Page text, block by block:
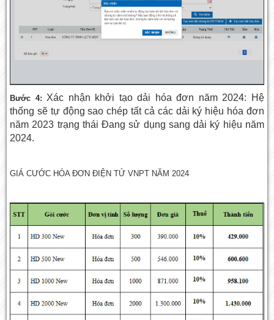
Bước 4: Xác nhận khởi tạo dải hóa đơn năm 2024: Hệ
thống sẽ tự động sao chép tất cả các dải ký hiệu hóa đơn
năm 2023 trạng thái Đang sử dụng sang dải ký hiệu năm
2024.
GIÁ CƯỚC HÓA ĐƠN ĐIỆN TỬ VNPT NĂM 2024